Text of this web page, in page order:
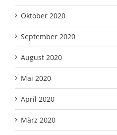
Oktober 2020
September 2020
August 2020
Mai 2020
April 2020
März 2020